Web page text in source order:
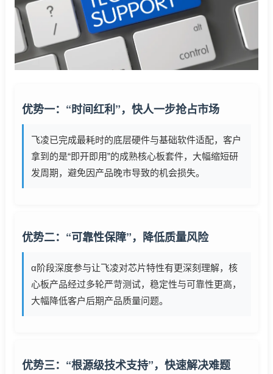
优势一：“时间红利”，快人一步抢占市场
飞凌已完成最耗时的底层硬件与基础软件适配，客户
拿到的是“即开即用”的成熟核心板套件，大幅缩短研
发周期，避免因产品晚市导致的机会损失。
优势二：“可靠性保障”，降低质量风险
α阶段深度参与让飞凌对芯片特性有更深刻理解，核
心板产品经过多轮严苛测试，稳定性与可靠性更高，
大幅降低客户后期产品质量问题。
优势三：“根源级技术支持”，快速解决难题